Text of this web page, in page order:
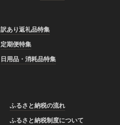
訳あり返礼品特集
定期便特集
日用品・消耗品特集
ふるさと納税の流れ
ふるさと納税制度について